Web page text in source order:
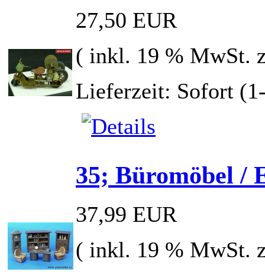
27,50 EUR
( inkl. 19 % MwSt.
Lieferzeit: Sofort
35; Büromöbel /
37,99 EUR
( inkl. 19 % MwSt.